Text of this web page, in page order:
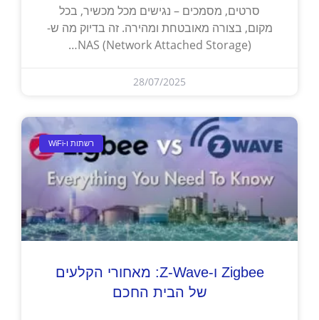
סרטים, מסמכים – נגישים מכל מכשיר, בכל
מקום, בצורה מאובטחת ומהירה. זה בדיוק מה ש-
NAS (Network Attached Storage)…
28/07/2025
רשתות ו-WiFi
Zigbee ו-Z-Wave: מאחורי הקלעים
של הבית החכם